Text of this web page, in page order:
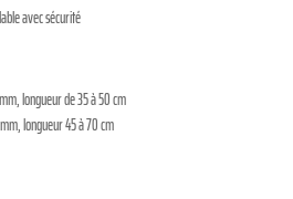
avec sécurité
longueur de 35 à 50 cm
longueur 45 à 70 cm